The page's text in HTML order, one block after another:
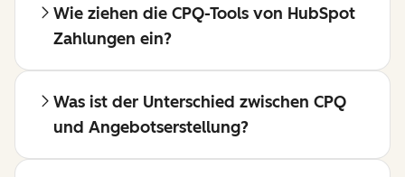
Wie ziehen die CPQ-Tools von HubSpot
Zahlungen ein?
Was ist der Unterschied zwischen CPQ
und Angebotserstellung?